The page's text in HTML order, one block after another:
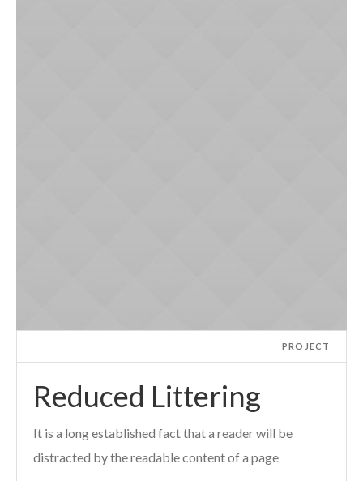
PROJECT
Reduced Littering
It is a long established fact that a reader will be
distracted by the readable content of a page